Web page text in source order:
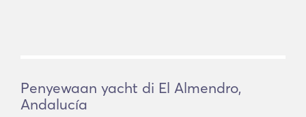
Penyewaan yacht di El Almendro,
Andalucía